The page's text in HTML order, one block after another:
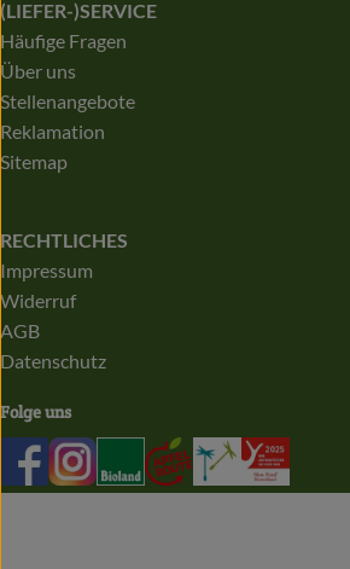
(LIEFER-)SERVICE
Häufige Fragen
Über uns
Stellenangebote
Reklamation
Sitemap
RECHTLICHES
Impressum
Widerruf
AGB
Datenschutz
Folge uns
Externer Link zu https://de-
Externer Link zu https://
Externer Link zu https://
Externer Link zu
Externer